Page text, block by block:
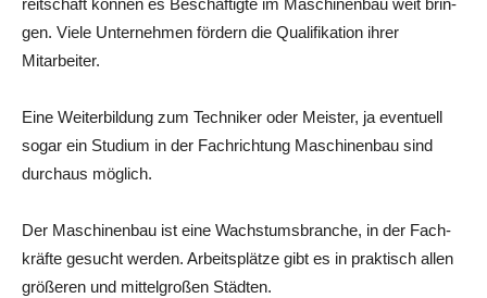
reit­schaft kön­nen es Beschäf­tig­te im Maschi­nen­bau weit brin­
gen. Vie­le Unter­neh­men för­dern die Qua­li­fi­ka­ti­on ihrer
Mitarbeiter.
Eine Wei­ter­bil­dung zum Tech­ni­ker oder Meis­ter, ja even­tu­ell
sogar ein Stu­di­um in der Fach­rich­tung Maschi­nen­bau sind
durch­aus möglich.
Der Maschi­nen­bau ist eine Wachs­tums­bran­che, in der Fach­
kräf­te gesucht wer­den. Arbeits­plät­ze gibt es in prak­tisch allen
grö­ße­ren und mit­tel­gro­ßen Städten.